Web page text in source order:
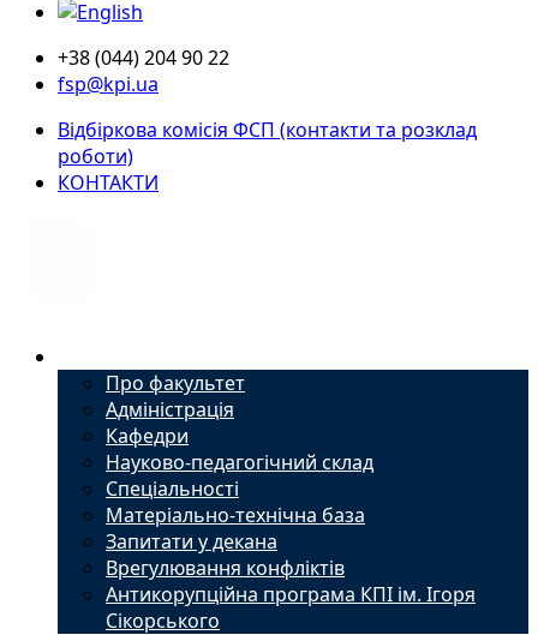
+38 (044) 204 90 22
fsp@kpi.ua
Відбіркова комісія ФСП (контакти та розклад
роботи)
КОНТАКТИ
Про факультет
Адміністрація
Кафедри
Науково-педагогічний склад
Спеціальності
Матеріально-технічна база
Запитати у декана
Врегулювання конфліктів
Антикорупційна програма КПІ ім. Ігоря
Сікорського